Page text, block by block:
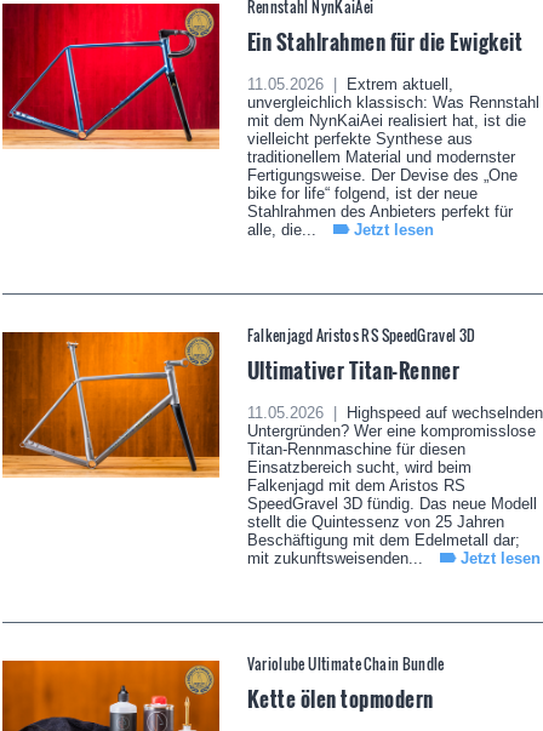
Rennstahl NynKaiAei
Ein Stahlrahmen für die Ewigkeit
11.05.2026 |
Extrem aktuell,
unvergleichlich klassisch: Was Rennstahl
mit dem NynKaiAei realisiert hat, ist die
vielleicht perfekte Synthese aus
traditionellem Material und modernster
Fertigungsweise. Der Devise des „One
bike for life“ folgend, ist der neue
Stahlrahmen des Anbieters perfekt für
alle, die...
Jetzt lesen
Falkenjagd Aristos RS SpeedGravel 3D
Ultimativer Titan-Renner
11.05.2026 |
Highspeed auf wechselnden
Untergründen? Wer eine kompromisslose
Titan-Rennmaschine für diesen
Einsatzbereich sucht, wird beim
Falkenjagd mit dem Aristos RS
SpeedGravel 3D fündig. Das neue Modell
stellt die Quintessenz von 25 Jahren
Beschäftigung mit dem Edelmetall dar;
mit zukunftsweisenden...
Jetzt lesen
Variolube Ultimate Chain Bundle
Kette ölen topmodern